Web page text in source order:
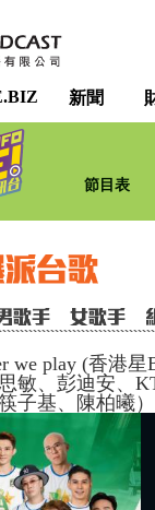
新聞
節目表
we play (香港
敏、彭迪安、
子基、陳柏曦）